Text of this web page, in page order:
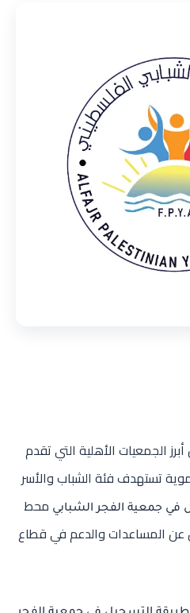
الجمعيات الأهلية التي تقدم
تستهدف فئة الشباب والأسر
في جمعية الفجر الشبابي محط
عن المساعدات والدعم في قطاع